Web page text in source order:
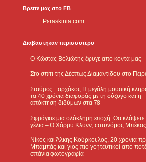
Βρειτε μας στο FB
Paraskinia.com
Διαβαστηκαν περισσοτερο
Ο Κώστας Βολιώτης έφυγε από κοντά μας
Στο σπίτι της Δέσπως Διαμαντίδου στο
Σταύρος Ξαρχάκος:Η μεγάλη μουσική
τα 40 χρόνια διαφοράς με τη σύζυγο και η
απόκτηση διδύμων στα 78
Σφράγισε μια ολόκληρη εποχή: Θα
γέλια – Ο Χάρρυ Κλυνν, αστυνόμος Μπέκας
Νίκος και Άλκης Κούρκουλος, 20 χρόνια
Μπαμπάς και γιος πιο γοητευτικοί από
σπάνια φωτογραφία